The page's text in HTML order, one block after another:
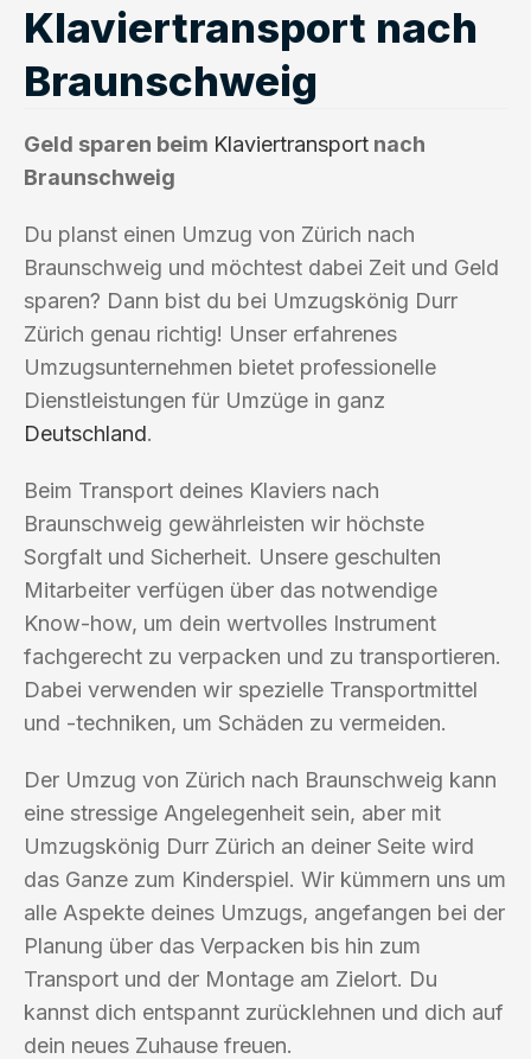
Klaviertransport nach
Braunschweig
Geld sparen beim Klaviertransport nach
Braunschweig
Du planst einen Umzug von Zürich nach
Braunschweig und möchtest dabei Zeit und Geld
sparen? Dann bist du bei Umzugskönig Durr
Zürich genau richtig! Unser erfahrenes
Umzugsunternehmen bietet professionelle
Dienstleistungen für Umzüge in ganz
Deutschland.
Beim Transport deines Klaviers nach
Braunschweig gewährleisten wir höchste
Sorgfalt und Sicherheit. Unsere geschulten
Mitarbeiter verfügen über das notwendige
Know-how, um dein wertvolles Instrument
fachgerecht zu verpacken und zu transportieren.
Dabei verwenden wir spezielle Transportmittel
und -techniken, um Schäden zu vermeiden.
Der Umzug von Zürich nach Braunschweig kann
eine stressige Angelegenheit sein, aber mit
Umzugskönig Durr Zürich an deiner Seite wird
das Ganze zum Kinderspiel. Wir kümmern uns um
alle Aspekte deines Umzugs, angefangen bei der
Planung über das Verpacken bis hin zum
Transport und der Montage am Zielort. Du
kannst dich entspannt zurücklehnen und dich auf
dein neues Zuhause freuen.